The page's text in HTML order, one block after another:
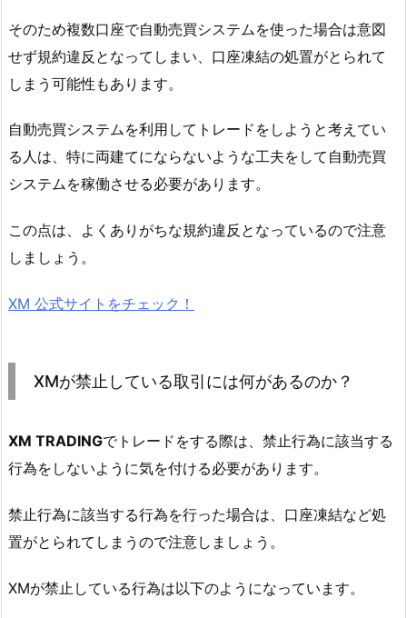
そのため複数口座で自動売買システムを使った場合は意図
せず規約違反となってしまい、口座凍結の処置がとられて
しまう可能性もあります。
自動売買システムを利用してトレードをしようと考えてい
る人は、特に両建てにならないような工夫をして自動売買
システムを稼働させる必要があります。
この点は、よくありがちな規約違反となっているので注意
しましょう。
XM 公式サイトをチェック！
XMが禁止している取引には何があるのか？
XM TRADINGでトレードをする際は、禁止行為に該当する
行為をしないように気を付ける必要があります。
禁止行為に該当する行為を行った場合は、口座凍結など処
置がとられてしまうので注意しましょう。
XMが禁止している行為は以下のようになっています。